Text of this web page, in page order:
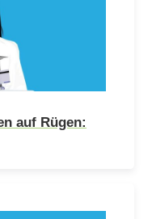
auf Rügen: